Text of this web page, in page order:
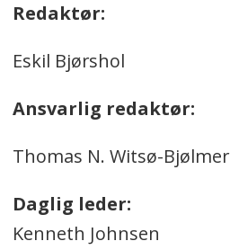
Redaktør:
Eskil Bjørshol
Ansvarlig redaktør:
Thomas N. Witsø-Bjølmer
Daglig leder:
Kenneth Johnsen